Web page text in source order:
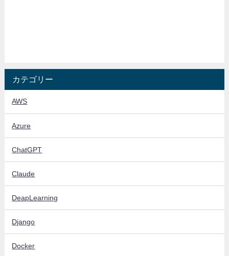
カテゴリー
AWS
Azure
ChatGPT
Claude
DeapLearning
Django
Docker